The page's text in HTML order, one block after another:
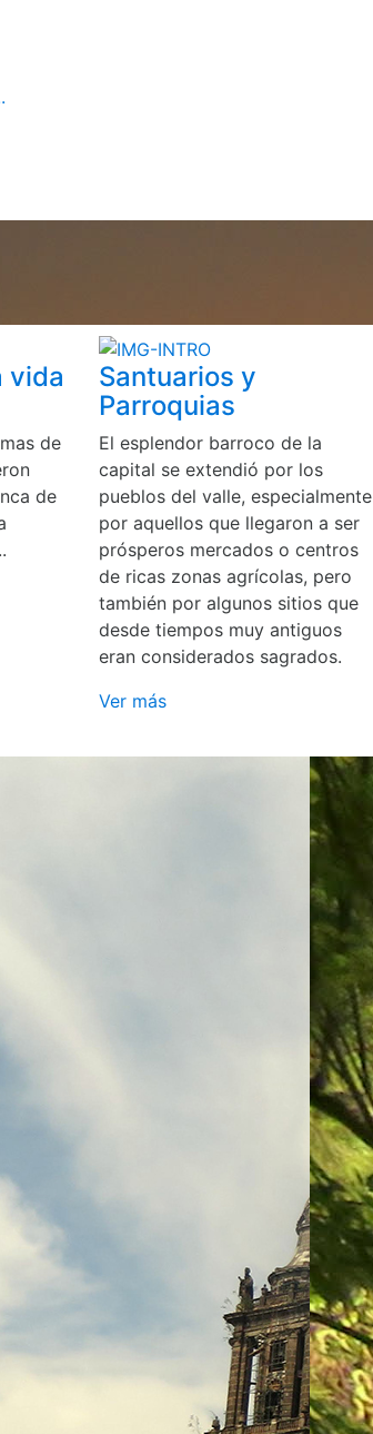
vida
de
de
Santuarios y
Parroquias
El esplendor barroco de la
capital se extendió por los
pueblos del valle, especialmente
por aquellos que llegaron a ser
prósperos mercados o centros
de ricas zonas agrícolas, pero
también por algunos sitios que
desde tiempos muy antiguos
eran considerados sagrados.
Ver más